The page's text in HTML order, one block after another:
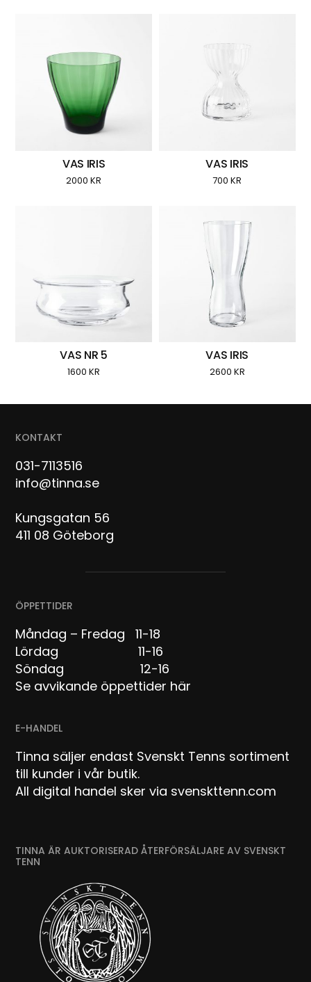
VAS IRIS
2000KR
VAS IRIS
700KR
VAS NR 5
1600KR
VAS IRIS
2600 KR
KONTAKT
031-7113516
info@tinna.se
Kungsgatan 56
411 08 Göteborg
ÖPPETTIDER
Måndag – Fredag 11-18
Lördag 11-16
Söndag 12-16
Se avvikande öppettider här
E-HANDEL
Tinna säljer endast Svenskt Tenns sortiment
till kunder i vår butik.
All digital handel sker via svenskttenn.com
TINNA ÄR AUKTORISERAD ÅTERFÖRSÄLJARE AV SVENSKT
TENN